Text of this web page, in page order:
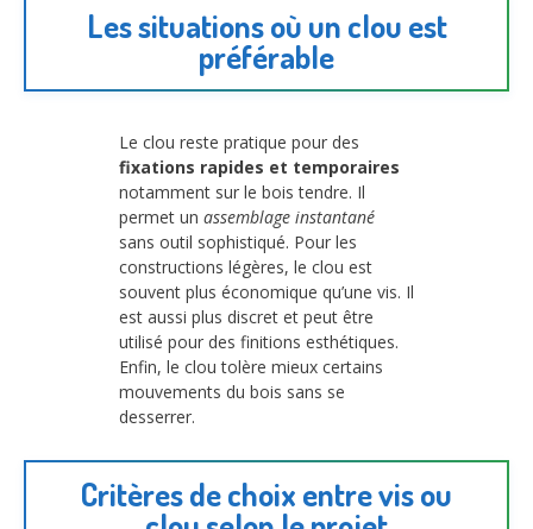
Les situations où un clou est
préférable
Le clou reste pratique pour des
fixations rapides et temporaires
notamment sur le bois tendre. Il
permet un assemblage instantané
sans outil sophistiqué. Pour les
constructions légères, le clou est
souvent plus économique qu’une vis. Il
est aussi plus discret et peut être
utilisé pour des finitions esthétiques.
Enfin, le clou tolère mieux certains
mouvements du bois sans se
desserrer.
Critères de choix entre vis ou